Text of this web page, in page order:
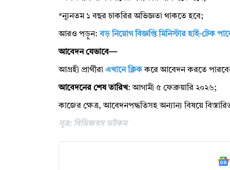
*ন্যূনতম ১ বছর চাকরির অভিজ্ঞতা থাকতে হবে;
আরও পড়ুন: বড় নিয়োগ বিজ্ঞপ্তি মিনিস্টার হাই-টেক
আবেদন যেভাবে—
আগ্রহী প্রার্থীরা এখানে ক্লিককরে আবেদন করতে
আবেদনের শেষ তারিখ: আগামী ৫ ফেব্রুয়ারি ২০২৬;
কাজের ক্ষেত্র, আবেদনপদ্ধতিসহ অন্যান্য বিষয়ে
সূত্র: বিডিজবস ডটকম